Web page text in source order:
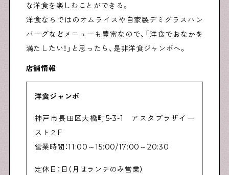
な洋食を楽しむことができる。
洋食ならではのオムライスや自家製デミグラスハン
バーグなどメニューも豊富なので、「洋食でおなかを
満たしたい！」と思ったら、是非洋食ジャンボへ。
店舗情報
洋食ジャンボ
神戸市長田区大橋町5-3-1 アスタプラザイー
スト２F
営業時間：11:00～15:00/17:00～20:30
定休日：日（月はランチのみ営業）